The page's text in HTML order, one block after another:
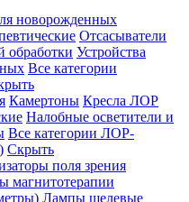
новорожденных
Отсасыватели
обработки Устройства
Все категории
Камертоны Кресла ЛОР
Налобные осветители и
Все категории ЛОР-
Скрыть
поля зрения
магнитотерапии
Лампы щелевые